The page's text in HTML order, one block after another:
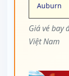
Giá vé bay
Việt Nam
Auburn